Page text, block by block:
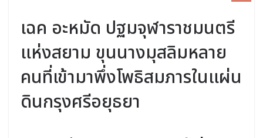
เฉค อะหมัด ปฐมจุฬาราชมนตรี
แห่งสยาม ขุนนางมุสลิมหลาย
คนที่เข้ามาพึ่งโพธิสมภารในแผ่น
ดินกรุงศรีอยุธยา